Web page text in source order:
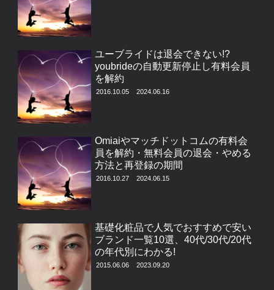
ユーブライドは退会できない!?
youbrideの自動更新停止し有料会員
を解約
2016.10.05 2024.06.16
Omiaiやマッチドットコムの有料会
員を解約・無料会員の退会・やめる
方法と再登録の期間
2016.10.27 2024.06.15
基礎化粧品で人気でおすすめで安い
ブランド一覧10選、40代/30代/20代
の年代別にわかる!
2015.06.06 2023.09.20